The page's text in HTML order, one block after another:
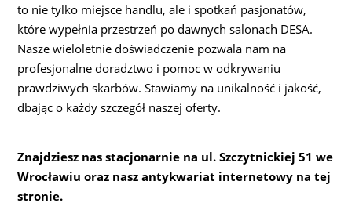
to nie tylko miejsce handlu, ale i spotkań pasjonatów,
które wypełnia przestrzeń po dawnych salonach DESA.
Nasze wieloletnie doświadczenie pozwala nam na
profesjonalne doradztwo i pomoc w odkrywaniu
prawdziwych skarbów. Stawiamy na unikalność i jakość,
dbając o każdy szczegół naszej oferty.
Znajdziesz nas stacjonarnie na ul. Szczytnickiej 51 we
Wrocławiu oraz nasz antykwariat internetowy na tej
stronie.